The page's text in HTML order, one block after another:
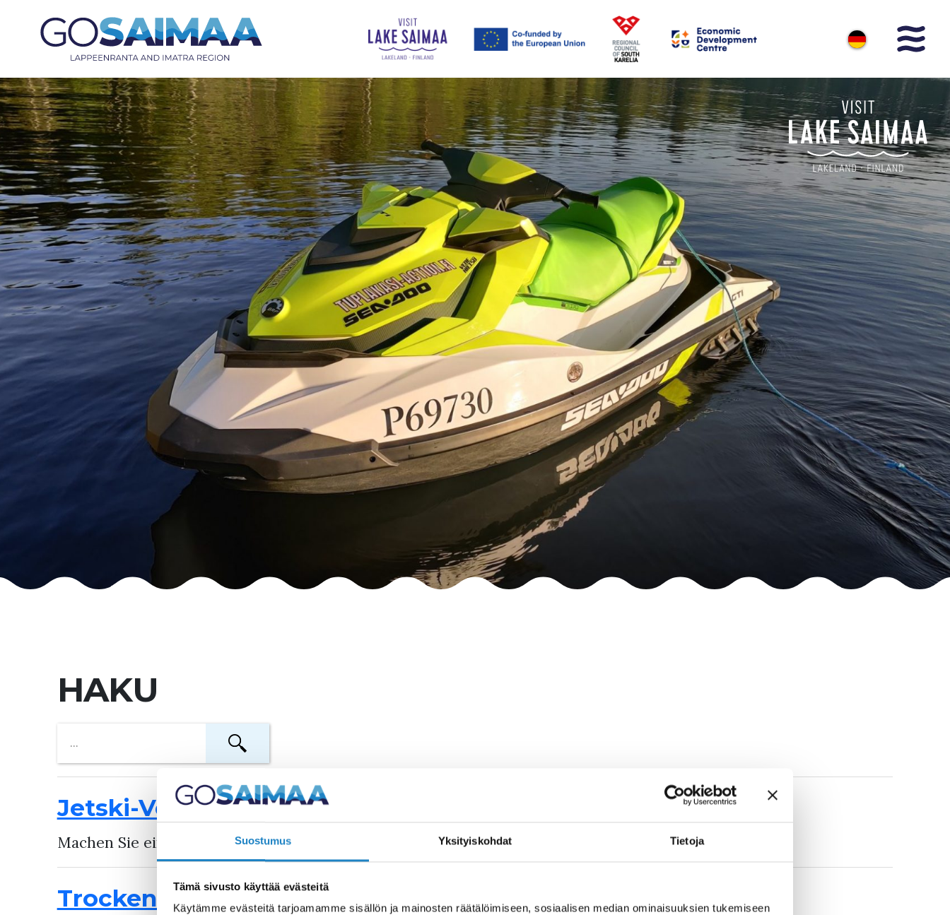
Suostumus Yksityiskohdat Tietoja
Tämä sivusto käyttää evästeitä
Käytämme evästeitä tarjoamamme sisällön ja mainosten räätälöimiseen, sosiaalisen median ominaisuuksien tukemiseen
HAKU
Jetski-Verleih – Tuplakasi-Action
Machen Sie eine einstündige Fahrt oder einen mehrtägigen Ausflug
Trockentauchanzug schwimmend – Tuplakasi-Action